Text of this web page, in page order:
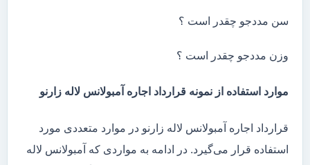
سن مددجو چقدر است ؟
وزن مددجو چقدر است ؟
موارد استفاده از نمونه قرارداد اجاره آمبولانس لاله زارنو
قرارداد اجاره آمبولانس لاله زارنو در موارد متعددی مورد
استفاده قرار می‌گیرد. در ادامه به مواردی که آمبولانس لاله